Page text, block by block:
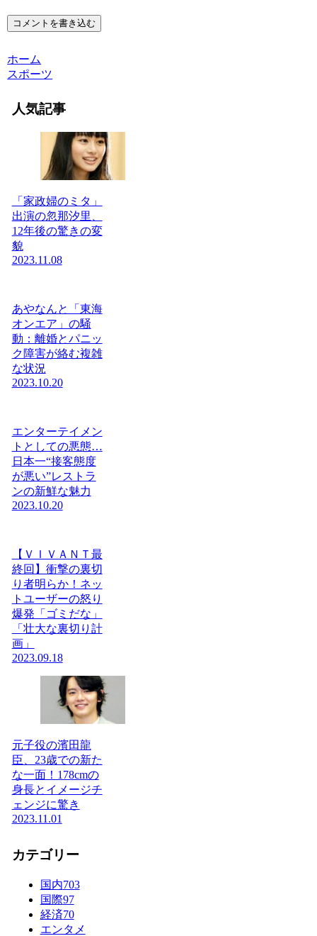
コメントを書き込む
ホーム
スポーツ
人気記事
「家政婦のミタ」
出演の忽那汐里、
12年後の驚きの変
貌
2023.11.08
あやなんと「東海
オンエア」の騒
動：離婚とパニッ
ク障害が絡む複雑
な状況
2023.10.20
エンターテイメン
トとしての悪態…
日本一“接客態度
が悪い”レストラ
ンの新鮮な魅力
2023.10.20
【ＶＩＶＡＮＴ最
終回】衝撃の裏切
り者明らか！ネッ
トユーザーの怒り
爆発「ゴミだな」
「壮大な裏切り計
画」
2023.09.18
元子役の濱田龍
臣、23歳での新た
な一面！178cmの
身長とイメージチ
ェンジに驚き
2023.11.01
カテゴリー
国内703
国際97
経済70
エンタメ